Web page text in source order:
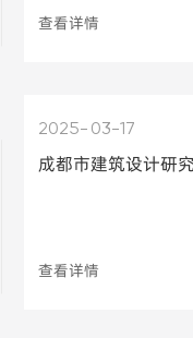
查看详情
03-17
2025
查看详情